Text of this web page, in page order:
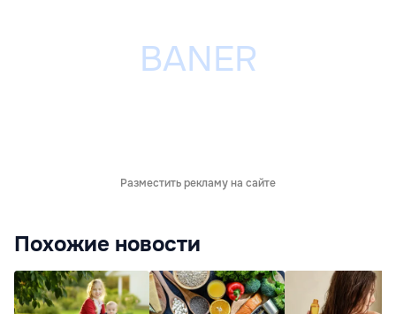
Разместить рекламу на сайте
Похожие новости